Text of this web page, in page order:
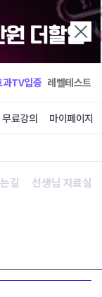
과TV입증 레벨테스트
무료강의 마이페이지
길 선생님 자료실